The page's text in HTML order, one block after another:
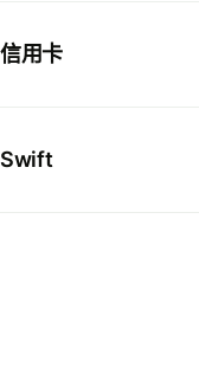
信用卡
Swift